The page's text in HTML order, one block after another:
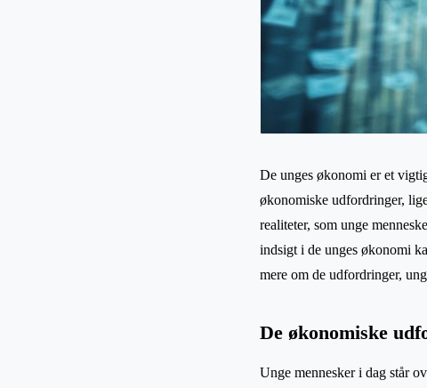
De unges økonomi er et
økonomiske udfordringer,
realiteter, som unge
indsigt i de unges økonomi
mere om de udfordringer,
De økonomiske
Unge mennesker i dag står